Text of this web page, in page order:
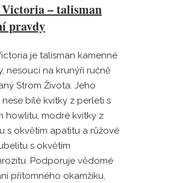
– talisman
pravdy
je talisman kamenné
nesoucí na krunýři ručně
Strom Života. Jeho
nese bílé kvítky z perleti s
howlitu, modré kvítky z
s okvětím apatitu a růžové
s okvětím
Podporuje vědomé
přítomného okamžiku,